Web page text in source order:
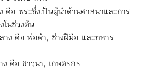
คือ พระซึ่งเป็นผู้นำด้านศาสนาและการ
นช่วงต้น
าง คือ พ่อค้า, ช่างฝีมือ และทหาร
ง คือ ชาวนา, เกษตรกร